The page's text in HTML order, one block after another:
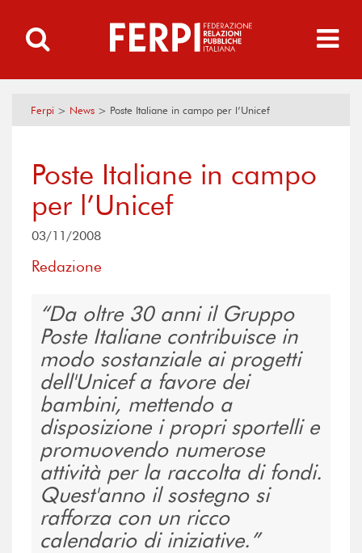
Ferpi > News > Poste Italiane in campo per l’Unicef
Poste Italiane in campo
per l’Unicef
03/11/2008
Redazione
Da oltre 30 anni il Gruppo
Poste Italiane contribuisce in
modo sostanziale ai progetti
dell'Unicef a favore dei
bambini, mettendo a
disposizione i propri sportelli e
promuovendo numerose
attività per la raccolta di fondi.
Quest'anno il sostegno si
rafforza con un ricco
calendario di iniziative.